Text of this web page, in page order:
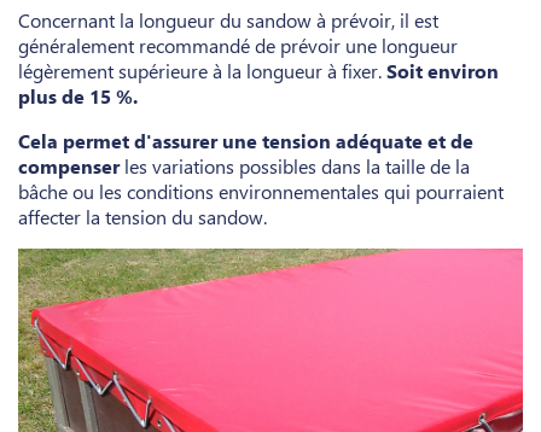
Concernant la longueur du sandow à prévoir, il est
généralement recommandé de prévoir une longueur
légèrement supérieure à la longueur à fixer.Soit environ
plus de 15 %.
Cela permet d'assurer une tension adéquate et de
compenserles variations possibles dans la taille de la
bâche ou les conditions environnementales qui pourraient
affecter la tension du sandow.